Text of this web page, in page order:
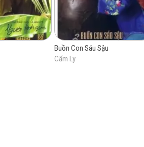
Buồn Con Sáu Sậu
Cẩm Ly